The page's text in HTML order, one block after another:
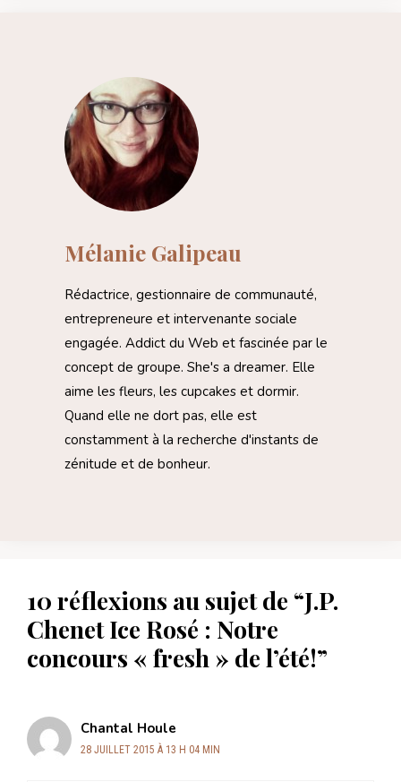
Mélanie Galipeau
Rédactrice, gestionnaire de communauté,
entrepreneure et intervenante sociale
engagée. Addict du Web et fascinée par le
concept de groupe. She's a dreamer. Elle
aime les fleurs, les cupcakes et dormir.
Quand elle ne dort pas, elle est
constamment à la recherche d'instants de
zénitude et de bonheur.
10 réflexions au sujet de “J.P.
Chenet Ice Rosé : Notre
concours « fresh » de l’été!”
Chantal Houle
28 JUILLET 2015 À 13 H 04 MIN